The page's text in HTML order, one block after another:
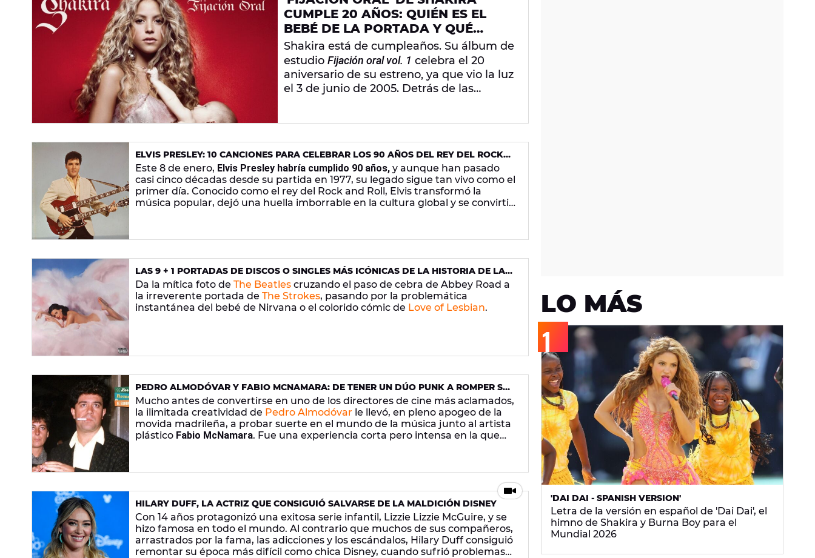
CUMPLE 20 AÑOS: QUIÉN ES EL
BEBÉ DE LA PORTADA Y QUÉ
SIGNIFICA EL TÍTULO
Shakira está de cumpleaños. Su álbum de
estudio Fijación oral vol. 1 celebra el 20
aniversario de su estreno, ya que vio la luz
el 3 de junio de 2005. Detrás de las
bebé muy especialpara la colombiana.
ELVIS PRESLEY: 10 CANCIONES PARA CELEBRAR LOS 90 AÑOS DEL REY DEL ROCK
AND ROLL
Este 8 de enero, Elvis Presley habría cumplido 90 años, y aunque han pasado
casi cinco décadas desde su partida en 1977, su legado sigue tan vivo como el
primer día. Conocido como el rey del Rock and Roll, Elvis transformó la
música popular, dejó una huella imborrable en la cultura global y se convirtió
LAS 9 + 1 PORTADAS DE DISCOS O SINGLES MÁS ICÓNICAS DE LA HISTORIA DE LA
MÚSICA
Da la mítica foto de The Beatles cruzando el paso de cebra de Abbey Road a
la irreverente portada de The Strokes, pasando por la problemática
instantánea del bebé de Nirvana o el colorido cómic de Love of Lesbian.
PEDRO ALMODÓVAR Y FABIO MCNAMARA: DE TENER UN DÚO PUNK A ROMPER SU
AMISTAD POR LAS DROGAS
Mucho antes de convertirse en uno de los directores de cine más aclamados,
la ilimitada creatividad de Pedro Almodóvar le llevó, en pleno apogeo de la
movida madrileña, a probar suerte en el mundo de la música junto al artista
plástico Fabio McNamara. Fue una experiencia corta pero intensa en la que
HILARY DUFF, LA ACTRIZ QUE CONSIGUIÓ SALVARSE DE LA MALDICIÓN DISNEY
Con 14 años protagonizó una exitosa serie infantil, Lizzie Lizzie McGuire, y se
hizo famosa en todo el mundo. Al contrario que muchos de sus compañeros,
arrastrados por la fama, las adicciones y los escándalos, Hilary Duff consiguió
remontar su época más difícil como chica Disney, cuando sufrió problemas
LO MÁS
'DAI DAI - SPANISH VERSION'
Letra de la versión en español de 'Dai Dai', el
himno de Shakira y Burna Boy para el
Mundial 2026